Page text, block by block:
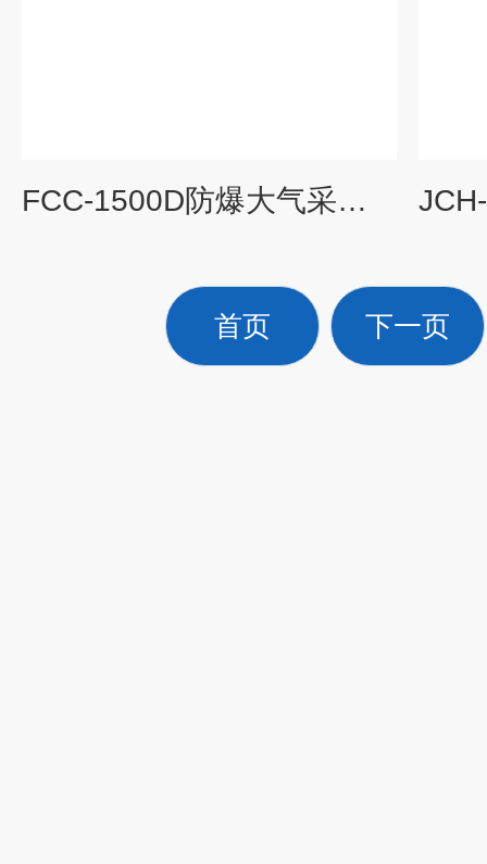
FCC-1500D防爆大气采样器
首页 下一页